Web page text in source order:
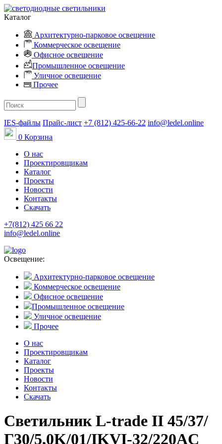
Каталог
Архитектурно-парковое освещение
Коммерческое освещение
Офисное освещение
Промышленное освещение
Уличное освещение
Прочее
IES-файлы Прайс-лист +7 (812) 425-66-22 info@ledel.online
0 Корзина
О нас
Проектировщикам
Каталог
Проекты
Новости
Контакты
Скачать
+7(812) 425 66 22
info@ledel.online
Освещение:
Архитектурно-парковое освещение
Коммерческое освещение
Офисное освещение
Промышленное освещение
Уличное освещение
Прочее
О нас
Проектировщикам
Каталог
Проекты
Новости
Контакты
Скачать
Светильник L-trade II 45/37/
Г30/5,0K/01/IKVI-32/220AC